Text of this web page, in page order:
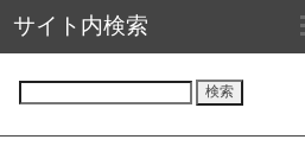
サイト内検索